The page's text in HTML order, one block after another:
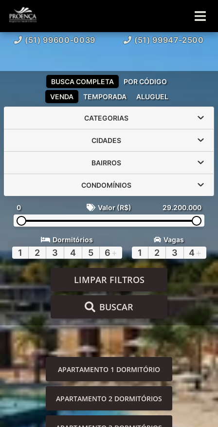
(51) 99600-0039 (51) 99947-2500
VENDA TEMPORADA ALUGUEL
BUSCA COMPLETA POR CÓDIGO
CATEGORIAS
CIDADES
BAIRROS
CONDOMÍNIOS
0 Valor (R$) 29.200.000
Dormitórios
1 2 3 4 5 6 +
Vagas
1 2 3 4 +
LIMPAR FILTROS
BUSCAR
APARTAMENTO 1 DORMITÓRIO
APARTAMENTO 2 DORMITÓRIOS